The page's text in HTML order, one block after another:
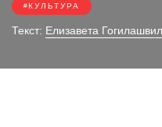
КУЛЬТУРА
Текст: Елизавета